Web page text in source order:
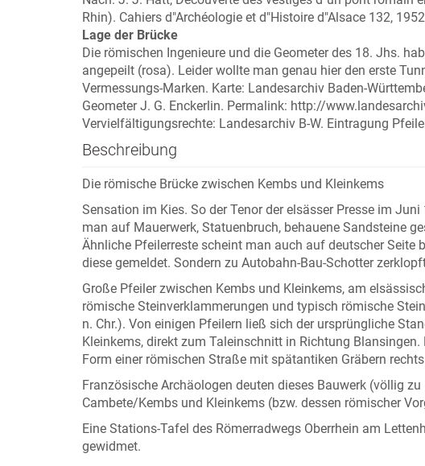
Rhin). Cahiers d"Archéologie et d"Histoire d"Alsace 132,
Lage der Brücke
Die römischen Ingenieure und die Geometer des 18. Jhs.
angepeilt (rosa). Leider wollte man genau hier den erste
Vermessungs-Marken. Karte: Landesarchiv Baden-
Geometer J. G. Enckerlin. Permalink: http://
Vervielfältigungsrechte: Landesarchiv B-W. Eintragung
Beschreibung
Die römische Brücke zwischen Kembs und Kleinkems
Sensation im Kies. So der Tenor der elsässer Presse im
man auf Mauerwerk, Statuenbruch, behauene Sandsteine
Ähnliche Pfeilerreste scheint man auch auf deutscher
diese gemeldet. Sondern zu Autobahn-Bau-Schotter
Große Pfeiler zwischen Kembs und Kleinkems, am
römische Steinverklammerungen und typisch römische
n. Chr.). Von einigen Pfeilern ließ sich der ursprüngliche
Kleinkems, direkt zum Taleinschnitt in Richtung
Form einer römischen Straße mit spätantiken Gräbern
Französische Archäologen deuten dieses Bauwerk (völlig
Cambete/Kembs und Kleinkems (bzw. dessen römischer
Eine Stations-Tafel des Römerradwegs Oberrhein am
gewidmet.